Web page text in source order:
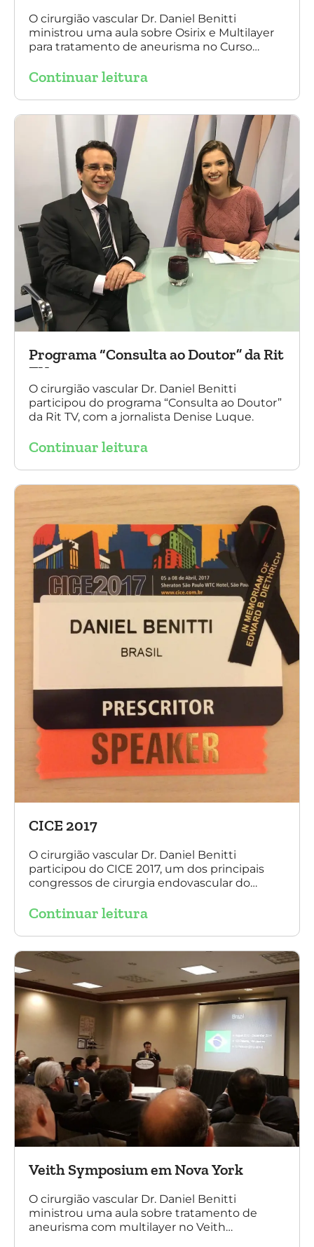
O cirurgião vascular Dr. Daniel Benitti
ministrou uma aula sobre Osirix e Multilayer
para tratamento de aneurisma no Curso
2017). Agradecemos a todos os participantes
Sergio Belczak pelo convite!
Continuar leitura
Programa “Consulta ao Doutor” da Rit
TV
O cirurgião vascular Dr. Daniel Benitti
participou do programa “Consulta ao Doutor”
da Rit TV, com a jornalista Denise Luque.
Continuar leitura
CICE 2017
O cirurgião vascular Dr. Daniel Benitti
participou do CICE 2017, um dos principais
congressos de cirurgia endovascular do
sobre a experiência brasileira no tratamento
multilayer. Mais de 200 pacientes operados
sem nenhum caso de paraplegia!
Continuar leitura
Veith Symposium em Nova York
O cirurgião vascular Dr. Daniel Benitti
ministrou uma aula sobre tratamento de
aneurisma com multilayer no Veith